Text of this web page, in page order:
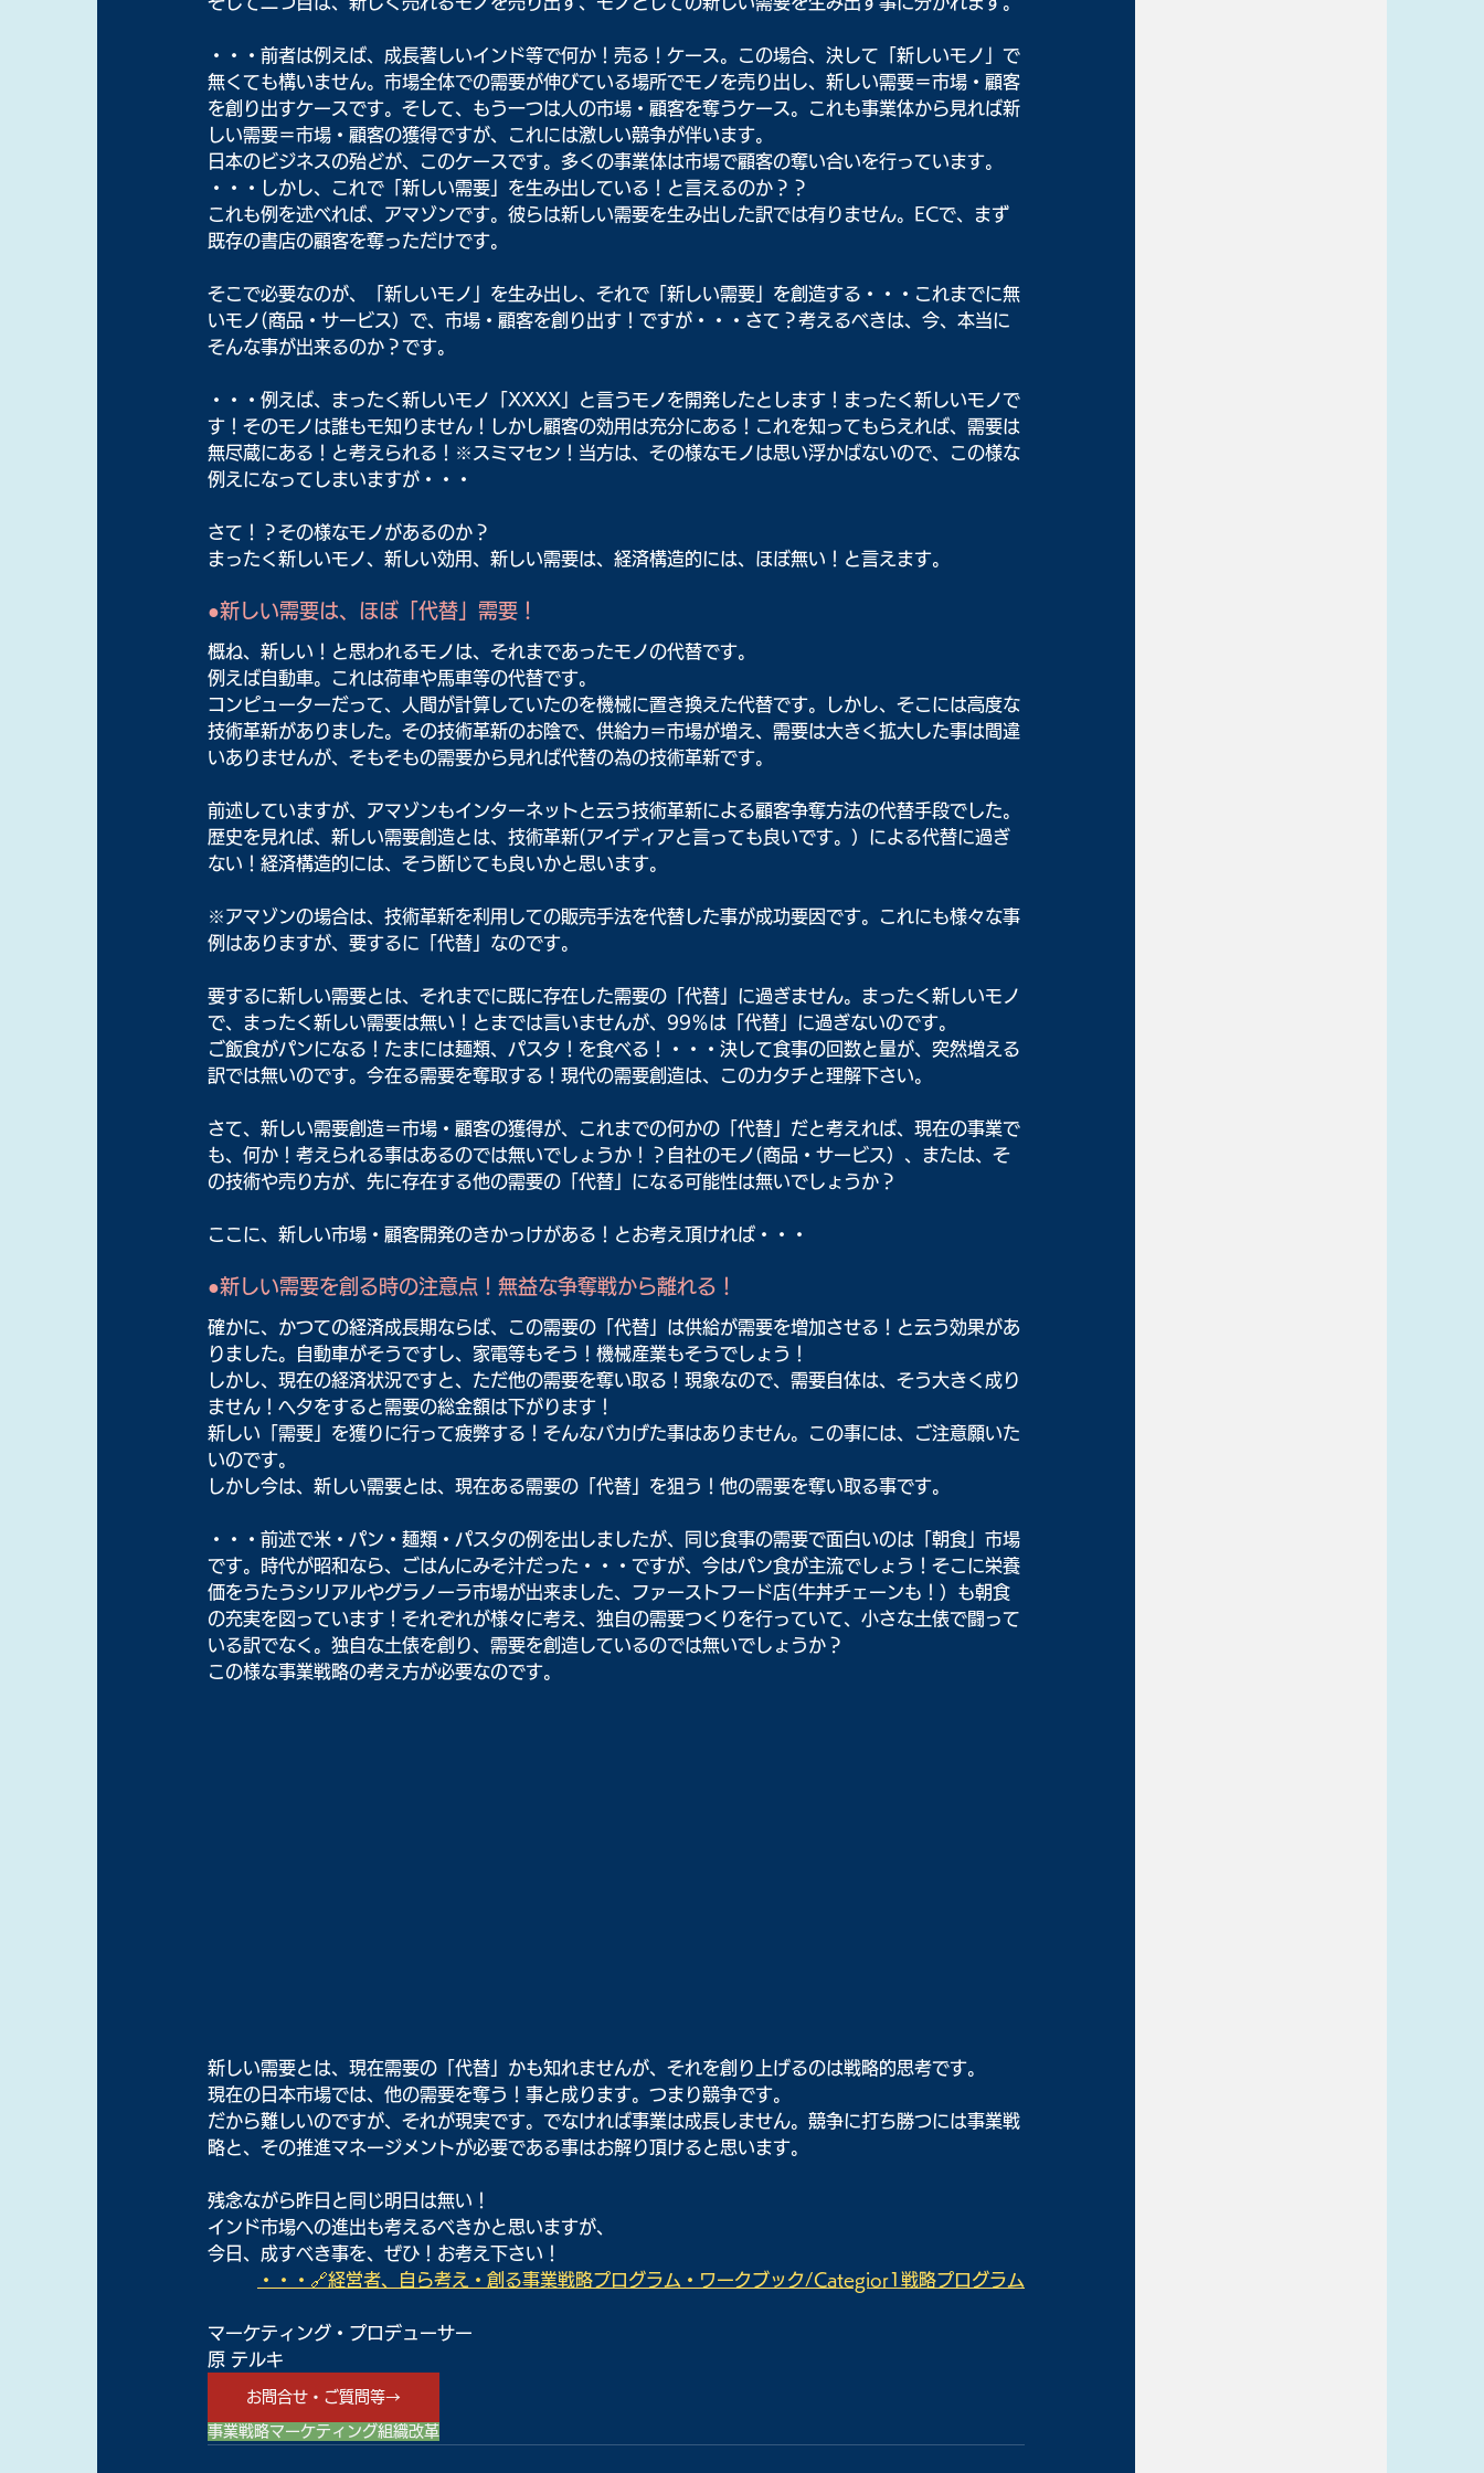
・・・前者は例えば、成長著しいインド等で何か！売る！ケース。この場合、決して「新しいモノ」で
無くても構いません。市場全体での需要が伸びている場所でモノを売り出し、新しい需要＝市場・顧客
を創り出すケースです。そして、もう一つは人の市場・顧客を奪うケース。これも事業体から見れば新
しい需要＝市場・顧客の獲得ですが、これには激しい競争が伴います。
日本のビジネスの殆どが、このケースです。多くの事業体は市場で顧客の奪い合いを行っています。
・・・しかし、これで「新しい需要」を生み出している！と言えるのか？？
これも例を述べれば、アマゾンです。彼らは新しい需要を生み出した訳では有りません。ECで、まず
既存の書店の顧客を奪っただけです。
そこで必要なのが、「新しいモノ」を生み出し、それで「新しい需要」を創造する・・・これまでに無
いモノ(商品・サービス）で、市場・顧客を創り出す！ですが・・・さて？考えるべきは、今、本当に
そんな事が出来るのか？です。
・・・例えば、まったく新しいモノ「XXXX」と言うモノを開発したとします！まったく新しいモノで
す！そのモノは誰もモ知りません！しかし顧客の効用は充分にある！これを知ってもらえれば、需要は
無尽蔵にある！と考えられる！※スミマセン！当方は、その様なモノは思い浮かばないので、この様な
例えになってしまいますが・・・
さて！？その様なモノがあるのか？
まったく新しいモノ、新しい効用、新しい需要は、経済構造的には、ほぼ無い！と言えます。
●新しい需要は、ほぼ「代替」需要！
概ね、新しい！と思われるモノは、それまであったモノの代替です。
例えば自動車。これは荷車や馬車等の代替です。
コンピューターだって、人間が計算していたのを機械に置き換えた代替です。しかし、そこには高度な
技術革新がありました。その技術革新のお陰で、供給力＝市場が増え、需要は大きく拡大した事は間違
いありませんが、そもそもの需要から見れば代替の為の技術革新です。
前述していますが、アマゾンもインターネットと云う技術革新による顧客争奪方法の代替手段でした。
歴史を見れば、新しい需要創造とは、技術革新(アイディアと言っても良いです。）による代替に過ぎ
ない！経済構造的には、そう断じても良いかと思います。
※アマゾンの場合は、技術革新を利用しての販売手法を代替した事が成功要因です。これにも様々な事
例はありますが、要するに「代替」なのです。
要するに新しい需要とは、それまでに既に存在した需要の「代替」に過ぎません。まったく新しいモノ
で、まったく新しい需要は無い！とまでは言いませんが、99％は「代替」に過ぎないのです。
ご飯食がパンになる！たまには麺類、パスタ！を食べる！・・・決して食事の回数と量が、突然増える
訳では無いのです。今在る需要を奪取する！現代の需要創造は、このカタチと理解下さい。
さて、新しい需要創造＝市場・顧客の獲得が、これまでの何かの「代替」だと考えれば、現在の事業で
も、何か！考えられる事はあるのでは無いでしょうか！？自社のモノ(商品・サービス）、または、そ
の技術や売り方が、先に存在する他の需要の「代替」になる可能性は無いでしょうか？
ここに、新しい市場・顧客開発のきかっけがある！とお考え頂ければ・・・
●新しい需要を創る時の注意点！無益な争奪戦から離れる！
確かに、かつての経済成長期ならば、この需要の「代替」は供給が需要を増加させる！と云う効果があ
りました。自動車がそうですし、家電等もそう！機械産業もそうでしょう！
しかし、現在の経済状況ですと、ただ他の需要を奪い取る！現象なので、需要自体は、そう大きく成り
ません！ヘタをすると需要の総金額は下がります！
新しい「需要」を獲りに行って疲弊する！そんなバカげた事はありません。この事には、ご注意願いた
いのです。
しかし今は、新しい需要とは、現在ある需要の「代替」を狙う！他の需要を奪い取る事です。
・・・前述で米・パン・麺類・パスタの例を出しましたが、同じ食事の需要で面白いのは「朝食」市場
です。時代が昭和なら、ごはんにみそ汁だった・・・ですが、今はパン食が主流でしょう！そこに栄養
価をうたうシリアルやグラノーラ市場が出来ました、ファーストフード店(牛丼チェーンも！）も朝食
の充実を図っています！それぞれが様々に考え、独自の需要つくりを行っていて、小さな土俵で闘って
いる訳でなく。独自な土俵を創り、需要を創造しているのでは無いでしょうか？
この様な事業戦略の考え方が必要なのです。
新しい需要とは、現在需要の「代替」かも知れませんが、それを創り上げるのは戦略的思考です。
現在の日本市場では、他の需要を奪う！事と成ります。つまり競争です。
だから難しいのですが、それが現実です。でなければ事業は成長しません。競争に打ち勝つには事業戦
略と、その推進マネージメントが必要である事はお解り頂けると思います。
残念ながら昨日と同じ明日は無い！
インド市場への進出も考えるべきかと思いますが、
今日、成すべき事を、ぜひ！お考え下さい！
・・・🔗経営者、自ら考え・創る事業戦略プログラム・ワークブック/Categior1戦略プログラム
マーケティング・プロデューサー
原 テルキ
お問合せ・ご質問等→
事業戦略マーケティング組織改革